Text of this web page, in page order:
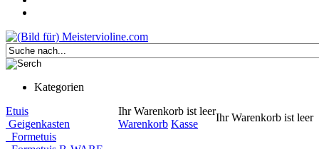
Kategorien
Ihr Warenkorb ist leer
Warenkorb Kasse
Ihr Warenkorb ist leer
Etuis
Geigenkasten
Formetuis